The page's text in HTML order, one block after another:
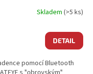
Skladem (>5 ks)
DETAIL
pomocí Bluetooth